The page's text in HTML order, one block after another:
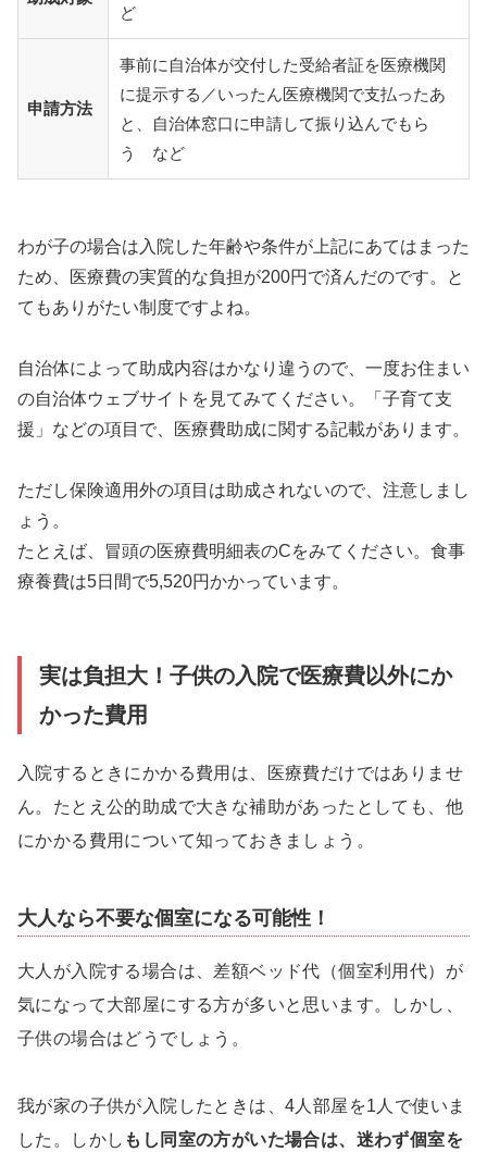
ど
申請方法
事前に自治体が交付した受給者証を医療機関
に提示する／いったん医療機関で支払ったあ
と、自治体窓口に申請して振り込んでもら
う など
わが子の場合は入院した年齢や条件が上記にあてはまった
ため、医療費の実質的な負担が200円で済んだのです。と
てもありがたい制度ですよね。
自治体によって助成内容はかなり違うので、一度お住まい
の自治体ウェブサイトを見てみてください。「子育て支
援」などの項目で、医療費助成に関する記載があります。
ただし保険適用外の項目は助成されないので、注意しまし
ょう。
たとえば、冒頭の医療費明細表のCをみてください。食事
療養費は5日間で5,520円かかっています。
実は負担大！子供の入院で医療費以外にか
かった費用
入院するときにかかる費用は、医療費だけではありませ
ん。たとえ公的助成で大きな補助があったとしても、他
にかかる費用について知っておきましょう。
大人なら不要な個室になる可能性！
大人が入院する場合は、差額ベッド代（個室利用代）が
気になって大部屋にする方が多いと思います。しかし、
子供の場合はどうでしょう。
我が家の子供が入院したときは、4人部屋を1人で使いま
した。しかし もし同室の方がいた場合は、迷わず個室を